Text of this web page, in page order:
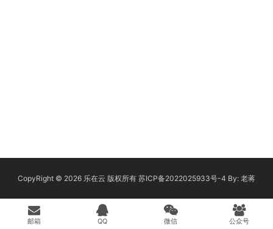
CopyRight © 2026 乐在云 版权所有 苏ICP备2022025933号-4 By: 老蒋
邮箱 QQ 微信 公众号